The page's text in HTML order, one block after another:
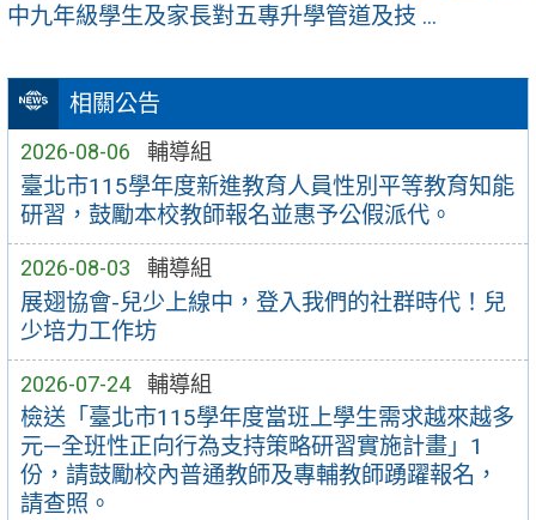
相關公告
2026-08-06 輔導組
臺北市115學年度新進教育人員性別平等教育知能
研習，鼓勵本校教師報名並惠予公假派代。
2026-08-03 輔導組
展翅協會-兒少上線中，登入我們的社群時代！兒
少培力工作坊
2026-07-24 輔導組
檢送「臺北市115學年度當班上學生需求越來越多
元—全班性正向行為支持策略研習實施計畫」1
份，請鼓勵校內普通教師及專輔教師踴躍報名，
請查照。
中九年級學生及家長對五專升學管道及技 ...